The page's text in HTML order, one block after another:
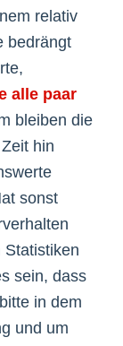
relativ
bedrängt
alle paar
bleiben die
hin
sonst
Statistiken
sein, dass
in dem
und um